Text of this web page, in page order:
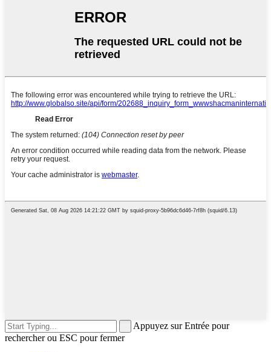
Appuyez sur Entrée pour
rechercher ou ESC pour fermer